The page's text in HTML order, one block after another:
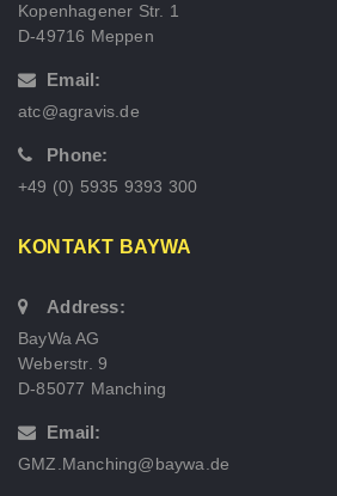
Kopenhagener Str. 1
D-49716 Meppen
Email:
atc@agravis.de
Phone:
+49 (0) 5935 9393 300
KONTAKT BAYWA
Address:
BayWa AG
Weberstr. 9
D-85077 Manching
Email:
GMZ.Manching@baywa.de